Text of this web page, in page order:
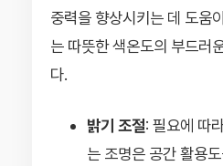
중력을 향상시키는 데 도움
는 따뜻한 색온도의 부드러
다.
밝기 조절: 필요에 따
는 조명은 공간 활용